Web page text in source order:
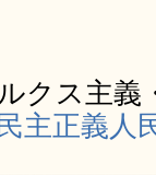
クス主義
民主正義人